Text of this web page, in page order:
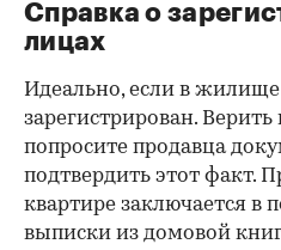
Справка о
лицах
Идеально, если в
зарегистрирован. Верить
попросите продавца
подтвердить этот факт.
квартире заключается в
выписки из домовой